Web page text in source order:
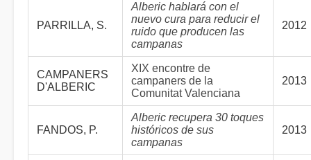
PARRILLA, S.
Alberic hablará con el
nuevo cura para reducir el
ruido que producen las
campanas
2012
CAMPANERS
D'ALBERIC
XIX encontre de
campaners de la
Comunitat Valenciana
2013
FANDOS, P.
Alberic recupera 30 toques
históricos de sus
campanas
2013